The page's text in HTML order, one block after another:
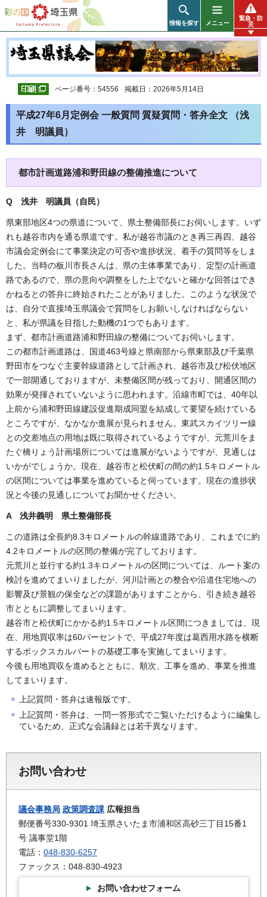
彩の国 埼玉県
情報を探す メニュー
緊急・防
災
ページ番号：54556 掲載日：2026年5月14日
平成27年6月定例会 一般質問 質疑質問・答弁全文 （浅
井 明議員）
都市計画道路浦和野田線の整備推進について
Q 浅井 明議員（自民）
県東部地区4つの県道について、県土整備部長にお伺いします。いず
れも越谷市内を通る県道です。私が越谷市議のとき再三再四、越谷
市議会定例会にて事業決定の可否や進捗状況、着手の質問等をしま
した。当時の板川市長さんは、県の主体事業であり、定型の計画道
路であるので、県の意向や調整をした上でないと確かな回答はでき
かねるとの答弁に終始されたことがありました。このような状況で
は、自分で直接埼玉県議会で質問をしお願いしなければならない
と、私が県議を目指した動機の1つでもあります。
まず、都市計画道路浦和野田線の整備についてお伺いします。
この都市計画道路は、国道463号線と県南部から県東部及び千葉県
野田市をつなぐ主要幹線道路として計画され、越谷市及び松伏地区
で一部開通しておりますが、未整備区間が残っており、開通区間の
効果が発揮されていないように思われます。沿線市町では、40年以
上前から浦和野田線建設促進期成同盟を結成して要望を続けている
ところですが、なかなか進展が見られません。東武スカイツリー線
との交差地点の用地は既に取得されているようですが、元荒川をま
たぐ橋りょう計画場所については進展がないようですが、見通しは
いかがでしょうか。現在、越谷市と松伏町の間の約1.5キロメートル
の区間については事業を進めていると伺っています。現在の進捗状
況と今後の見通しについてお聞かせください。
A 浅井義明 県土整備部長
この道路は全長約8.3キロメートルの幹線道路であり、これまでに約
4.2キロメートルの区間の整備が完了しております。
元荒川と並行する約1.3キロメートルの区間については、ルート案の
検討を進めてまいりましたが、河川計画との整合や沿道住宅地への
影響及び景観の保全などの課題がありますことから、引き続き越谷
市とともに調整してまいります。
越谷市と松伏町にかかる約1.5キロメートル区間につきましては、現
在、用地買収率は60パーセントで、平成27年度は葛西用水路を横断
するボックスカルバートの基礎工事を実施してまいります。
今後も用地買収を進めるとともに、順次、工事を進め、事業を推進
してまいります。
上記質問・答弁は速報版です。
上記質問・答弁は、一問一答形式でご覧いただけるように編集し
ているため、正式な会議録とは若干異なります。
お問い合わせ
議会事務局 政策調査課 広報担当
郵便番号330-9301 埼玉県さいたま市浦和区高砂三丁目15番1
号 議事堂1階
電話： 048-830-6257
ファックス：048-830-4923
お問い合わせフォーム